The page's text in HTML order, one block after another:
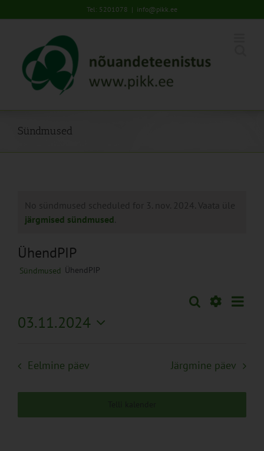
to
Tel: 5201078 | info@pikk.ee
Sündmused
No sündmused scheduled for 3. nov. 2024. Vaata üle
järgmised sündmused
ÜhendPIP
Sündmused ÜhendPIP
Sündmused
Navigation
Otsi Päev
03.11.2024
Eelmine päev Järgmine päev